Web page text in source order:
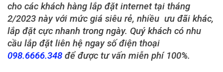
cho các khách hàng lắp đặt internet tại tháng
2/2023 này với mức giá siêu rẻ, nhiều ưu đãi khác,
lắp đặt cực nhanh trong ngày. Quý khách có nhu
cầu lắp đặt liên hệ ngay số điện thoại
098.6666.348 để được tư vấn miễn phí 100%.